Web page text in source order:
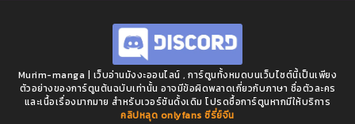
Murim-manga | เว็บอ่านมังงะออนไลน์ , การ์ตูนทั้งหมดบนเว็บไซต์นี้เป็นเพียง
ตัวอย่างของการ์ตูนต้นฉบับเท่านั้น อาจมีข้อผิดพลาดเกี่ยวกับภาษา ชื่อตัวละคร
และเนื้อเรื่องมากมาย สำหรับเวอร์ชันดั้งเดิม โปรดซื้อการ์ตูนหากมีให้บริการ
คลิปหลุด onlyfans ซีรี่ย์จีน